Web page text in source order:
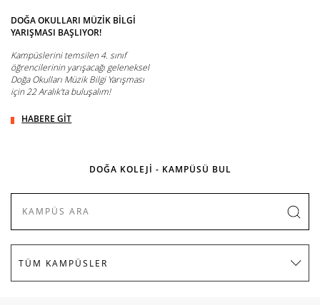
DOĞA OKULLARI MÜZİK BİLGİ
YARIŞMASI BAŞLIYOR!
Kampüslerini temsilen 4. sınıf
öğrencilerinin yarışacağı geleneksel
Doğa Okulları Müzik Bilgi Yarışması
için 22 Aralık'ta buluşalım!
HABERE GİT
DOĞA KOLEJİ - KAMPÜSÜ BUL